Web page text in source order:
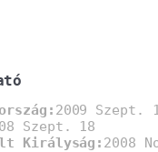
2009 Szept.
Szept. 18
Királyság: 2008